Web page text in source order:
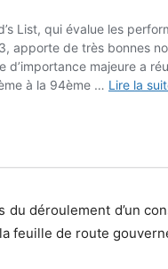
du déroulement d’un
feuille de route